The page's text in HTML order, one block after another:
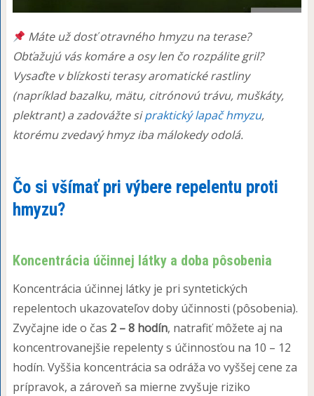
Máte už dosť otravného hmyzu na terase?
Obťažujú vás komáre a osy len čo rozpálite gril?
Vysaďte v blízkosti terasy aromatické rastliny
(napríklad bazalku, mätu, citrónovú trávu, muškáty,
plektrant) a zadovážte sipraktický lapač hmyzu,
ktorému zvedavý hmyz iba málokedy odolá.
Čo si všímať pri výbere repelentu proti
hmyzu?
Koncentrácia účinnej látky a doba pôsobenia
Koncentrácia účinnej látky je pri syntetických
repelentoch ukazovateľov doby účinnosti (pôsobenia).
Zvyčajne ide o čas 2 – 8 hodín, natrafiť môžete aj na
koncentrovanejšie repelenty s účinnosťou na 10 – 12
hodín. Vyššia koncentrácia sa odráža vo vyššej cene za
prípravok, a zároveň sa mierne zvyšuje riziko